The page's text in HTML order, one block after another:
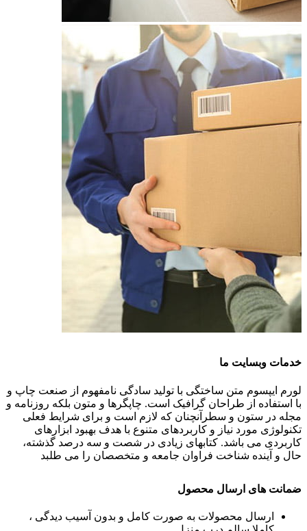
خدمات وبسایت ما
لورم ایپسوم متن ساختگی با تولید سادگی نامفهوم از صنعت چاپ و
با استفاده از طراحان گرافیک است. چاپگرها و متون بلکه روزنامه و
مجله در ستون و سطرآنچنان که لازم است و برای شرایط فعلی
تکنولوژی مورد نیاز و کاربردهای متنوع با هدف بهبود ابزارهای
کاربردی می باشد. کتابهای زیادی در شصت و سه درصد گذشته،
حال و آینده شناخت فراوان جامعه و متخصصان را می طلبد
ضمانت های ارسال محصول
ارسال محصولات به صورت کامل و بدون آسیب دیدگی ،